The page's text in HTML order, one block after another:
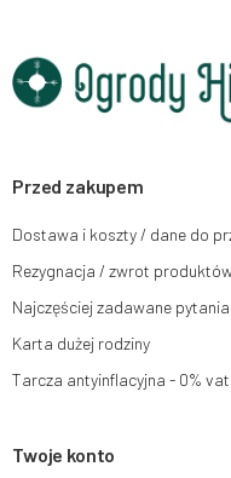
chwili rezygnacji z subskrypcji.
Przysługuje Ci prawo do
ich sprostowania, usunięcia,
momencie bez wpływu na
dokonano na podstawie
e-mail lub pisemnie na adres
Więcej informacji:
Przed zakupem
Dostawa i koszty / dane do
Rezygnacja / zwrot
Najczęściej zadawane
Karta dużej rodziny
Tarcza antyinflacyjna - 0%
Twoje konto